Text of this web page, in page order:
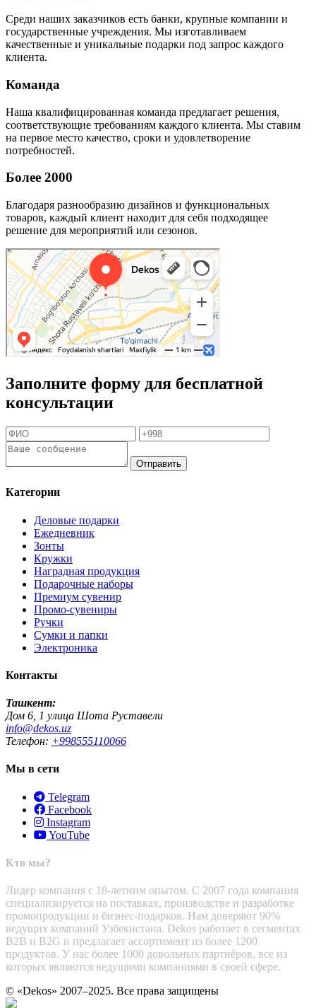
Среди наших заказчиков есть банки, крупные компании и
государственные учреждения. Мы изготавливаем
качественные и уникальные подарки под запрос каждого
клиента.
Команда
Наша квалифицированная команда предлагает решения,
соответствующие требованиям каждого клиента. Мы ставим
на первое место качество, сроки и удовлетворение
потребностей.
Более 2000
Благодаря разнообразию дизайнов и функциональных
товаров, каждый клиент находит для себя подходящее
решение для мероприятий или сезонов.
Заполните форму для бесплатной
консультации
Отправить
Категории
Деловые подарки
Ежедневник
Зонты
Кружки
Наградная продукция
Подарочные наборы
Премиум сувенир
Промо-сувениры
Ручки
Сумки и папки
Электроника
Контакты
Ташкент:
Дом 6, 1 улица Шота Руставели
info@dekos.uz
Телефон: +998555110066
Мы в сети
Telegram
Facebook
Instagram
YouTube
Кто мы?
Лидер компания с 18-летним опытом. С 2007 года компания
специализируется на поставках, производстве и разработке
промопродукции и бизнес-подарков. Нам доверяют 90%
ведущих компаний Узбекистана. Dekos работает в сегментах
B2B и B2G и предлагает ассортимент из более 1200
продуктов. У нас более 1000 довольных партнёров, все из
которых являются ведущими компаниями в своей сфере.
© «Dekos» 2007–2025. Все права защищены